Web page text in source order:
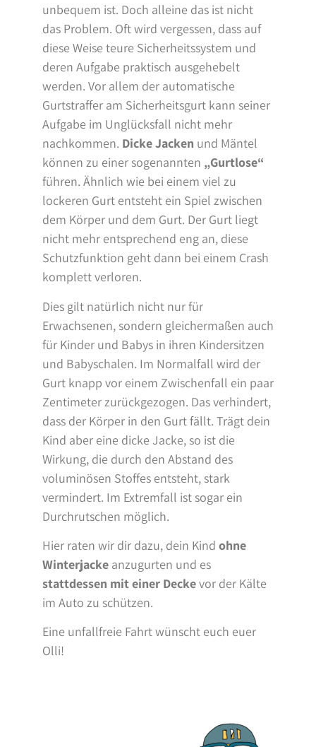
unbequem ist. Doch alleine das ist nicht
das Problem. Oft wird vergessen, dass auf
diese Weise teure Sicherheitssystem und
deren Aufgabe praktisch ausgehebelt
werden. Vor allem der automatische
Gurtstraffer am Sicherheitsgurt kann seiner
Aufgabe im Unglücksfall nicht mehr
nachkommen. Dicke Jacken und Mäntel
können zu einer sogenannten „Gurtlose“
führen. Ähnlich wie bei einem viel zu
lockeren Gurt entsteht ein Spiel zwischen
dem Körper und dem Gurt. Der Gurt liegt
nicht mehr entsprechend eng an, diese
Schutzfunktion geht dann bei einem Crash
komplett verloren.
Dies gilt natürlich nicht nur für
Erwachsenen, sondern gleichermaßen auch
für Kinder und Babys in ihren Kindersitzen
und Babyschalen. Im Normalfall wird der
Gurt knapp vor einem Zwischenfall ein paar
Zentimeter zurückgezogen. Das verhindert,
dass der Körper in den Gurt fällt. Trägt dein
Kind aber eine dicke Jacke, so ist die
Wirkung, die durch den Abstand des
voluminösen Stoffes entsteht, stark
vermindert. Im Extremfall ist sogar ein
Durchrutschen möglich.
Hier raten wir dir dazu, dein Kind ohne
Winterjacke anzugurten und es
stattdessen mit einer Deckevor der Kälte
im Auto zu schützen.
Eine unfallfreie Fahrt wünscht euch euer
Olli!